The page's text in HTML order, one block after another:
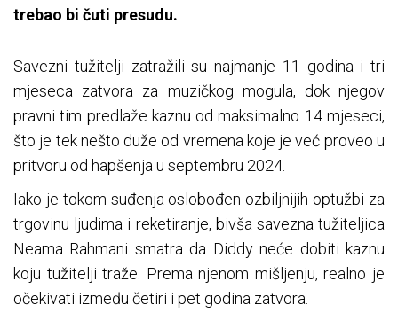
trebao bi čuti presudu.
Savezni tužitelji zatražili su najmanje 11 godina i tri
mjeseca zatvora za muzičkog mogula, dok njegov
pravni tim predlaže kaznu od maksimalno 14 mjeseci,
što je tek nešto duže od vremena koje je već proveo u
pritvoru od hapšenja u septembru 2024.
Iako je tokom suđenja oslobođen ozbiljnijih optužbi za
trgovinu ljudima i reketiranje, bivša savezna tužiteljica
Neama Rahmani smatra da Diddy neće dobiti kaznu
koju tužitelji traže. Prema njenom mišljenju, realno je
očekivati između četiri i pet godina zatvora.